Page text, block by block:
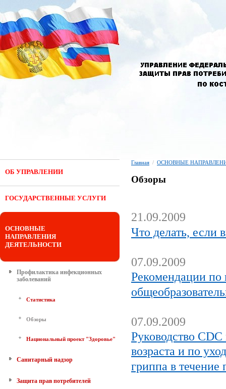
ОБ УПРАВЛЕНИИ
ГОСУДАРСТВЕННЫЕ УСЛУГИ
ОСНОВНЫЕ
НАПРАВЛЕНИЯ
ДЕЯТЕЛЬНОСТИ
Профилактика инфекционных
заболеваний
Статистика
Обзоры
Национальный проект "Здоровье"
Санитарный надзор
Защита прав потребителей
Главная / ОСНОВНЫЕ
Обзоры
21.09.2009
Что делать, если
07.09.2009
Рекомендации по
07.09.2009
Руководство
возраста и по
гриппа в течение